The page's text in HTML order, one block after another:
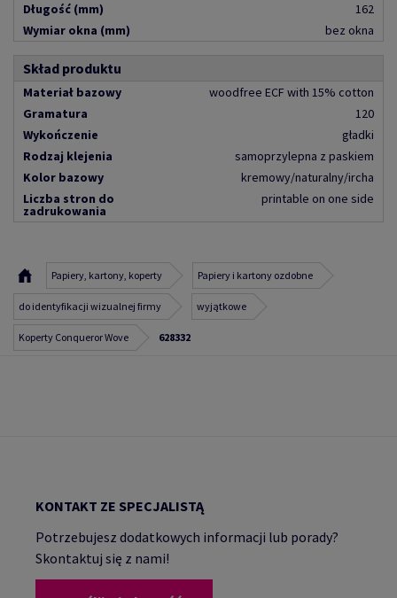
Długość (mm)
162
Wymiar okna (mm)
bez okna
Skład produktu
Materiał bazowy
woodfree ECF with 15% cotton
Gramatura
120
Wykończenie
gładki
Rodzaj klejenia
samoprzylepna z paskiem
Kolor bazowy
kremowy/naturalny/ircha
Liczba stron do
zadrukowania
printable on one side
Papiery, kartony, koperty Papiery i kartony ozdobne
do identyfikacji wizualnej firmy wyjątkowe
Koperty Conqueror Wove 628332
KONTAKT ZE SPECJALISTĄ
Potrzebujesz dodatkowych informacji lub porady?
Skontaktuj się z nami!